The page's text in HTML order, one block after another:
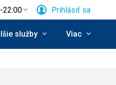
22:00 Prihlásiť sa
služby Viac